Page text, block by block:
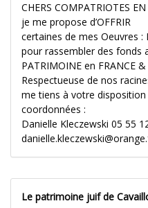
CHERS COMPATRIOTES
je me propose d’OFFRIR
certaines de mes Oeuvres
pour rassembler des fonds
PATRIMOINE en FRANCE
Respectueuse de nos
me tiens à votre
coordonnées :
Danielle Kleczewski 05 55
Le patrimoine juif de